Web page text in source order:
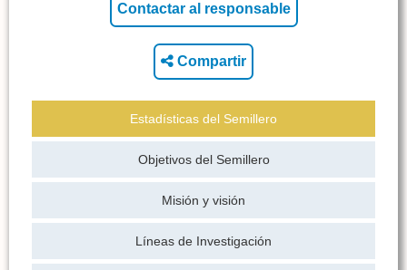
Compartir
Estadísticas del Semillero
Objetivos del Semillero
Misión y visión
Líneas de Investigación